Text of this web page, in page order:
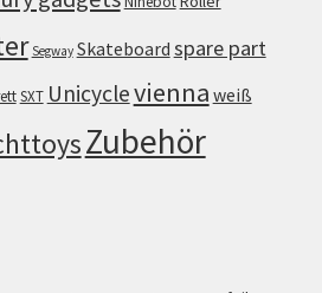
Segway Skateboard spare part
SXT Unicyclevienna weiß
Zubehör